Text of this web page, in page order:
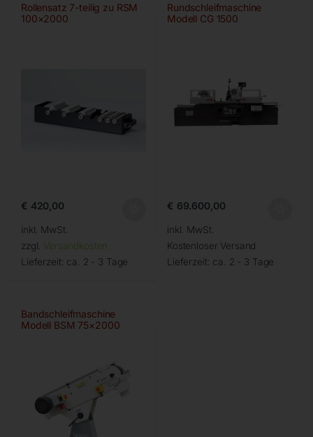
Rollensatz 7-teilig zu RSM
100×2000
€ 420,00
inkl. MwSt.
zzgl. Versandkosten
Lieferzeit: ca. 2 - 3 Tage
Rundschleifmaschine
Modell CG 1500
€ 69.600,00
inkl. MwSt.
Kostenloser Versand
Lieferzeit: ca. 2 - 3 Tage
Bandschleifmaschine
Modell BSM 75×2000